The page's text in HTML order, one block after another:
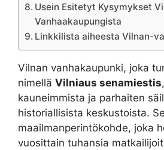
Usein Esitetyt Kysymykset
Vanhaakaupungista
Linkkilista aiheesta Vilnan-
Vilnan vanhakaupunki, joka
nimellä Vilniaus senamiestis
kauneimmista ja parhaiten
historiallisista keskustoista.
maailmanperintökohde, joka
vuosittain tuhansia